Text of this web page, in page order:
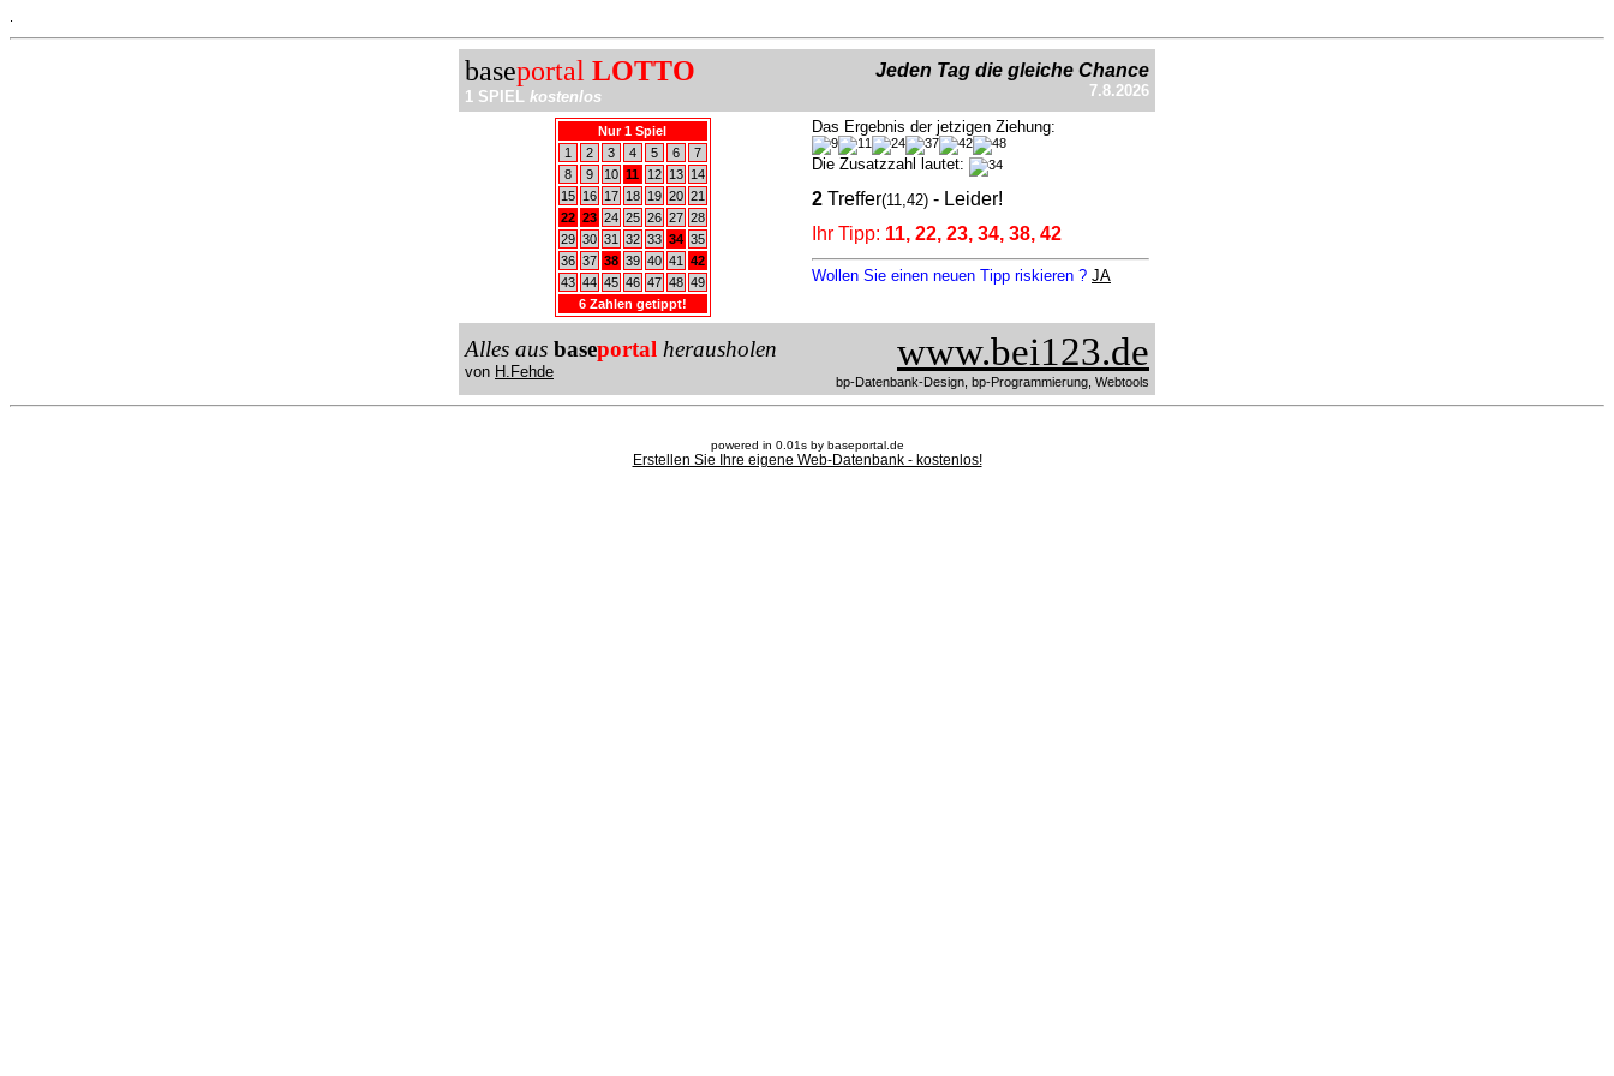
baseportal LOTTO
1 SPIEL kostenlos
Jeden Tag die gleiche Chance
7.8.2026
Nur 1 Spiel
1
2 3 4 5 6
7
8
9 10 11 12 13
14
15
16 17 18 19 20 21
22 23 24 25 26 27 28
29 30 31 32 33 34 35
36 37 38 39 40 41
42
43 44 45 46 47 48 49
6 Zahlen getippt!
Das Ergebnis der jetzigen Ziehung:
Die Zusatzzahl lautet:
2 Treffer(11,42) - Leider!
Ihr Tipp: 11, 22, 23, 34, 38, 42
Wollen Sie einen neuen Tipp riskieren ? JA
Alles aus baseportal herausholen
von H.Fehde www.bei123.de
bp-Datenbank-Design, bp-Programmierung, Webtools
powered in 0.01s by baseportal.de
Erstellen Sie Ihre eigene Web-Datenbank - kostenlos!